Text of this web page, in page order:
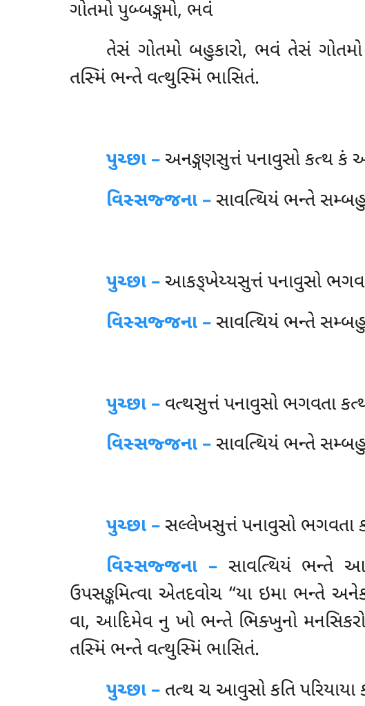
ગોતમો પુબ્બઙ્ગમો, ભવં
તેસં ગોતમો બહુકારો, ભવં તેસં
તસ્મિં ભન્તે વત્થુસ્મિં ભાસિતં.
પુચ્છા – અનઙ્ગણસુત્તંપનાવુસો કત્થ કં
વિસ્સજ્જના – સાવત્થિયં ભન્તે
પુચ્છા – આકઙ્ખેય્યસુત્તં પનાવુસો
વિસ્સજ્જના – સાવત્થિયં ભન્તે
પુચ્છા – વત્થસુત્તંપનાવુસો ભગવતા
વિસ્સજ્જના – સાવત્થિયં ભન્તે
પુચ્છા – સલ્લેખસુત્તંપનાવુસો ભગવતા
વિસ્સજ્જના – સાવત્થિયં ભન્તે
ઉપસઙ્કમિત્વા એતદવોચ ‘‘યા ઇમા ભન્તે
વા, આદિમેવ નુ ખો ભન્તે ભિક્ખુનો
તસ્મિં ભન્તે વત્થુસ્મિં ભાસિતં.
પુચ્છા – તત્થ ચ આવુસો કતિ પરિયાયા